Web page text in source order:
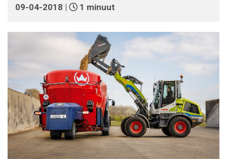
09-04-2018 | 1 minuut